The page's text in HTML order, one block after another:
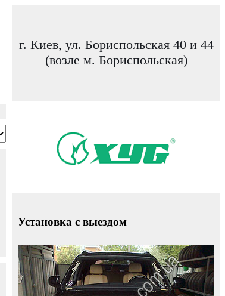
г. Киев, ул. Бориспольская 40 и 44
(возле м. Бориспольская)
Установка с выездом